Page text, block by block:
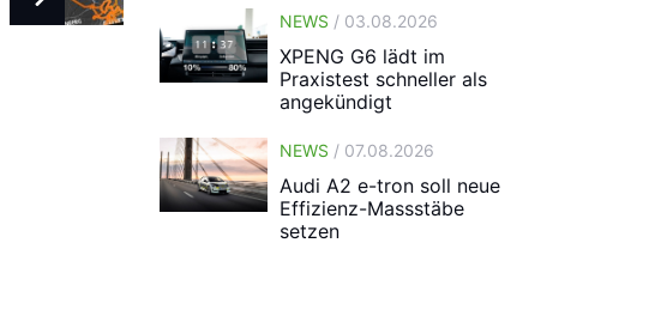
NEWS / 03.08.2026
XPENG G6 lädt im
Praxistest schneller als
angekündigt
NEWS / 07.08.2026
Audi A2 e-tron soll neue
Effizienz-Massstäbe
setzen